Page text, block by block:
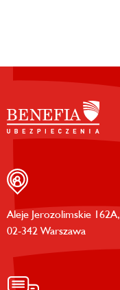
Aleje Jerozolimskie 162A,
02-342 Warszawa